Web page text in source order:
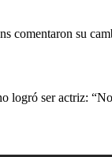
comentaron su
logró ser actriz: